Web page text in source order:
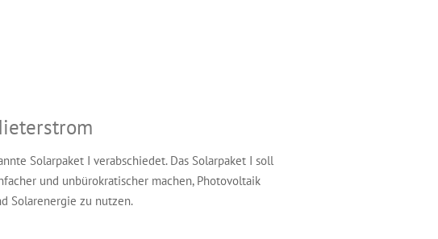
Solarpaket I verabschiedet. Das Solarpaket I soll
und unbürokratischer machen, Photovoltaik
Solarenergie zu nutzen.